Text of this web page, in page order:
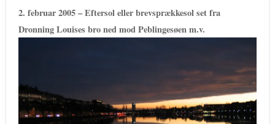
2. februar 2005 – Eftersol eller brevsprækkesol set fra
Dronning Louises bro ned mod Peblingesøen m.v.